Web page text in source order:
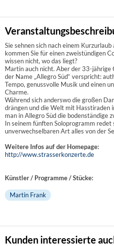
Sie sehnen sich nach einem
kommen Sie für einen zweistündigen
wissen nicht, wo das liegt?
Martin auch nicht. Aber der 33-jährige
der Name „Allegro Süd“ verspricht:
Tempo, genussvolle Musik und einen
Charme.
Während sich anderswo die großen
drängen und die Welt mit Hasstiraden
man in Allegro Süd die bodenständige
In seinem fünften Soloprogramm
unverwechselbaren Art alles von der
Weitere Infos auf der Homepage:
http://www.strasserkonzerte.de
Künstler / Programme / Stücke:
Martin Frank
Kunden interessierte